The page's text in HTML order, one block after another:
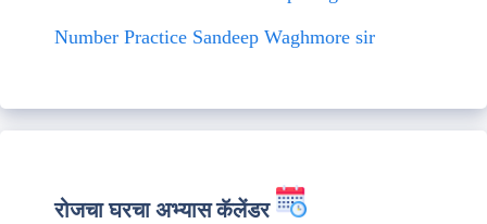
Number Practice Sandeep Waghmore sir
रोजचा घरचा अभ्यास कॅलेंडर